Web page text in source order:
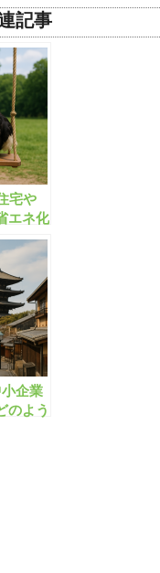
記事
宅や
エネ化
企業
のよう